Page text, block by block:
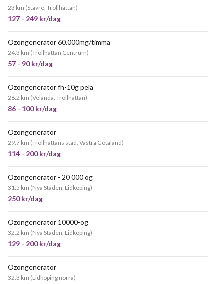
23 km (Stavre, Trollhättan)
127 - 249 kr/dag
Ozongenerator 60.000mg/timma
24.3 km (Trollhättan Centrum)
57 - 90 kr/dag
Ozongenerator fh-10g pela
28.2 km (Velanda, Trollhättan)
86 - 100 kr/dag
Ozongenerator
29.7 km (Trollhättans stad, Västra Götaland)
114 - 200 kr/dag
Ozongenerator - 20 000 og
31.5 km (Nya Staden, Lidköping)
250 kr/dag
Ozongenerator 10000-og
32.2 km (Nya Staden, Lidköping)
129 - 200 kr/dag
Ozongenerator
32.3 km (Lidköping norra)